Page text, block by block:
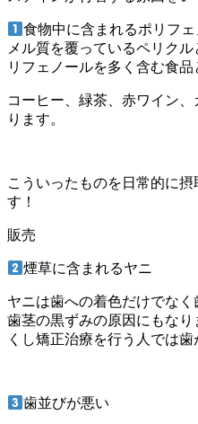
食物中に含まれるポリフ
メル質を覆っているペリク
リフェノールを多く含む食品
コーヒー、緑茶、赤ワイン
ります。
こういったものを日常的に
す！
販売
煙草に含まれるヤニ
ヤニは歯への着色だけでな
歯茎の黒ずみの原因にもな
くし矯正治療を行う人では
歯並びが悪い